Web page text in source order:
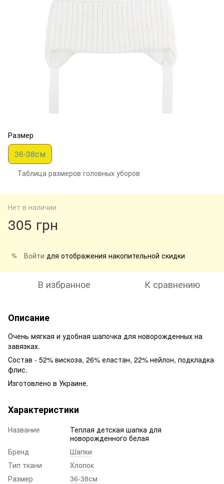
Размер
36-38см
Таблица размеров головных уборов
Нет в наличии
305 грн
% Войти для отображения накопительной скидки
В избранное К сравнению
Описание
Очень мягкая и удобная шапочка для новорожденных на
завязках.
Состав - 52% вискоза, 26% еластан, 22% нейлон, подкладка
флис.
Изготовлено в Украине.
Характеристики
Название
Теплая детская шапка для
новорожденного белая
Бренд
Шапки
Тип ткани
Хлопок
Размер
36-38см